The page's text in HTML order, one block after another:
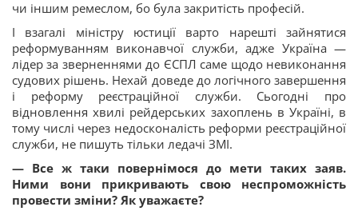
чи іншим ремеслом, бо була закритість професій.
І взагалі міністру юстиції варто нарешті зайнятися
реформуванням виконавчої служби, адже Україна —
лідер за зверненнями до ЄСПЛ саме щодо невиконання
судових рішень. Нехай доведе до логічного завершення
і реформу реєстраційної служби. Сьогодні про
відновлення хвилі рейдерських захоплень в Україні, в
тому числі через недосконалість реформи реєстраційної
служби, не пишуть тільки ледачі ЗМІ.
— Все ж таки повернімося до мети таких заяв.
Ними вони прикривають свою неспроможність
провести зміни? Як уважаєте?